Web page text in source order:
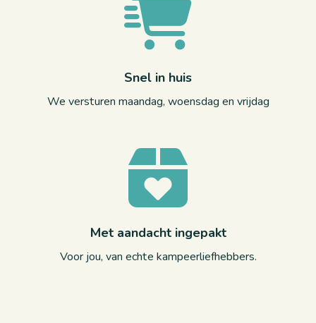
Snel in huis
We versturen maandag, woensdag en vrijdag
Met aandacht ingepakt
Voor jou, van echte kampeerliefhebbers.